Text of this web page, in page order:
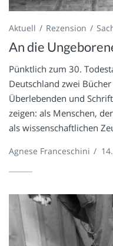
Aktuell Rezension
An die
Pünktlich zum 30.
Deutschland zwei
Überlebenden und
zeigen: als Menschen,
als wissenschaftlichen
Agnese Franceschini /